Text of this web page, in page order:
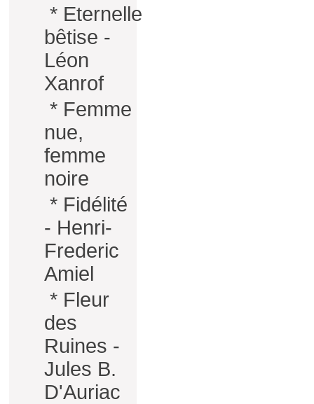
* Eternelle
bêtise -
Léon
Xanrof
* Femme
nue,
femme
noire
* Fidélité
- Henri-
Frederic
Amiel
* Fleur
des
Ruines -
Jules B.
D'Auriac